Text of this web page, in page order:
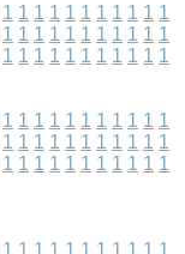
1 1 1 1 1 1 1 1 1 1 1
1 1 1 1 1 1 1 1 1 1 1
1 1 1 1 1 1 1 1 1 1 1
1 1 1 1 1 1 1 1 1 1 1
1 1 1 1 1 1 1 1 1 1 1
1 1 1 1 1 1 1 1 1 1 1
1 1 1 1 1 1 1 1 1 1 1